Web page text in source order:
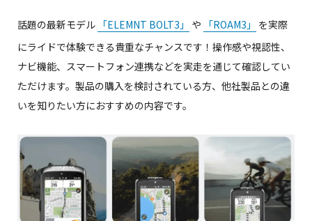
話題の最新モデル 「ELEMNT BOLT3」 や 「ROAM3」
を実際
にライドで体験できる貴重なチャンスです！操作感や視認性、
ナビ機能、スマートフォン連携などを実走を通じて確認してい
ただけます。製品の購入を検討されている方、他社製品との違
いを知りたい方におすすめの内容です。